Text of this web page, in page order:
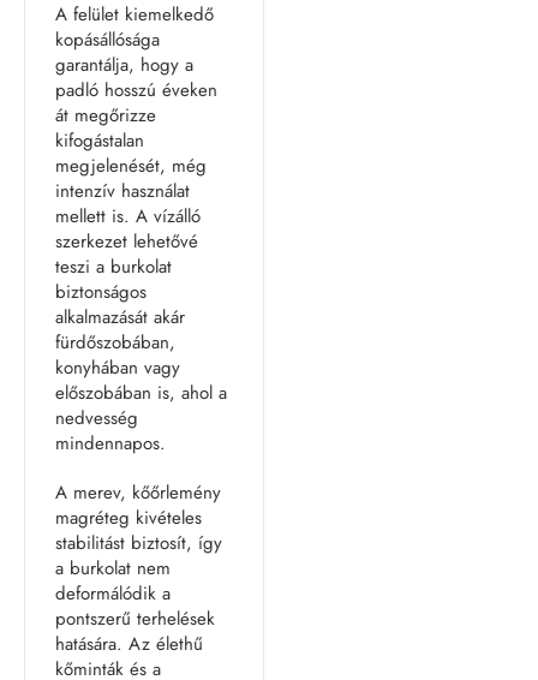
A felület kiemelkedő
kopásállósága
garantálja, hogy a
padló hosszú éveken
át megőrizze
kifogástalan
megjelenését, még
intenzív használat
mellett is. A vízálló
szerkezet lehetővé
teszi a burkolat
biztonságos
alkalmazását akár
fürdőszobában,
konyhában vagy
előszobában is, ahol a
nedvesség
mindennapos.
A merev, kőőrlemény
magréteg kivételes
stabilitást biztosít, így
a burkolat nem
deformálódik a
pontszerű terhelések
hatására. Az élethű
kőminták és a